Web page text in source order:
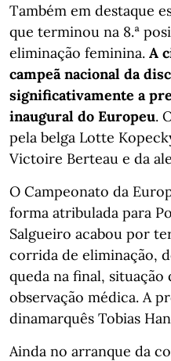
Também em destaque
que terminou na 8.ª
eliminação feminina. A
campeã nacional da
significativamente a
inaugural do Europeu.
pela belga Lotte
Victoire Berteau e da
O Campeonato da
forma atribulada para
Salgueiro acabou por
corrida de eliminação,
queda na final, situação
observação médica. A
dinamarquês Tobias
Ainda no arranque da